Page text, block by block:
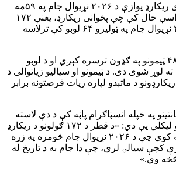
د یادونې وړ ده چې نوی ریکارډ یوازې د ۲۰۲۶ نړیوال جام په ۵۹مه
لوبه کې ثبت شو، په داسې حال کې چې پخوانی ریکارډ، یعنې ۱۷۲
ګولونه، د قطر د ۲۰۲۲ نړیوال جام په ټولیزو ۶۴ لوبو کې ترلاسه
د ۲۰۲۶ نړیوال جام د ۴۸ ټیمونو په ګډون ترسره کېږي او د لوبو
شمېر له ۶۴ څخه ۱۰۴ ته لوړ شوی دی. د ټیمونو او سیالیو زیاتوالی د
د ماتېدو لپاره زیات فرصتونه برابر
په خپله انسټاګرام پاڼه کې د دې لاسته
راوړنې هرکلی کړی او لیکلي یې دي: «د قطر د ۱۷۲ ګولونو د ریکارډ
ماتېدل د دې څرګندونه کوي چې د ۲۰۲۶ نړیوال جام څومره په زړه
کچې سیالۍ لري، چې دا جام به د تاریخ له
څخه وي.»